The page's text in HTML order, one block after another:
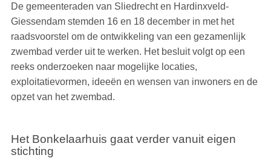
De gemeenteraden van Sliedrecht en Hardinxveld-
Giessendam stemden 16 en 18 december in met het
raadsvoorstel om de ontwikkeling van een gezamenlijk
zwembad verder uit te werken. Het besluit volgt op een
reeks onderzoeken naar mogelijke locaties,
exploitatievormen, ideeën en wensen van inwoners en de
opzet van het zwembad.
Het Bonkelaarhuis gaat verder vanuit eigen
stichting